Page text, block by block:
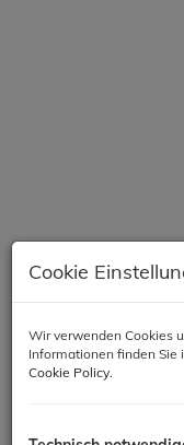
Beschreibung
Cookie
Wir verwenden Cookies
Informationen finden Sie
Cookie Policy.